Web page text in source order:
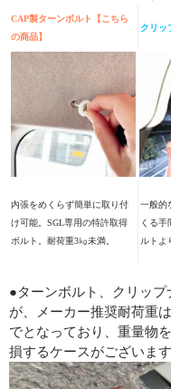
CAP製ターンボルト【こちら
の商品】
クリッ
内張をめくらず簡単に取り付
け可能。SGL専用の特許取得
ボルト。耐荷重3㎏未満。
一般的
くる手
ルトよ
●ターンボルト、クリッ
が、メーカー推奨耐荷重
でとなっており、重量物
損するケースがございます